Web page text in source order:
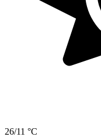
26/11 °C